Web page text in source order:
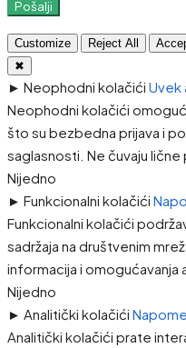
Pošalji
Customize Reject All
✖
► Neophodni kolačići Uvek
Neophodni kolačići
što su bezbedna prijava i
saglasnosti. Ne čuvaju lične
Nijedno
► Funkcionalni kolačići
Funkcionalni kolačići
sadržaja na društvenim
informacija i omogućavanja
Nijedno
► Analitički kolačići
Analitički kolačići prate